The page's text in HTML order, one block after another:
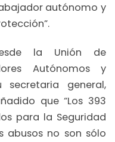
autónomo y
la Unión de
Autónomos y
secretaria general,
que “Los 393
para la Seguridad
abusos no son sólo